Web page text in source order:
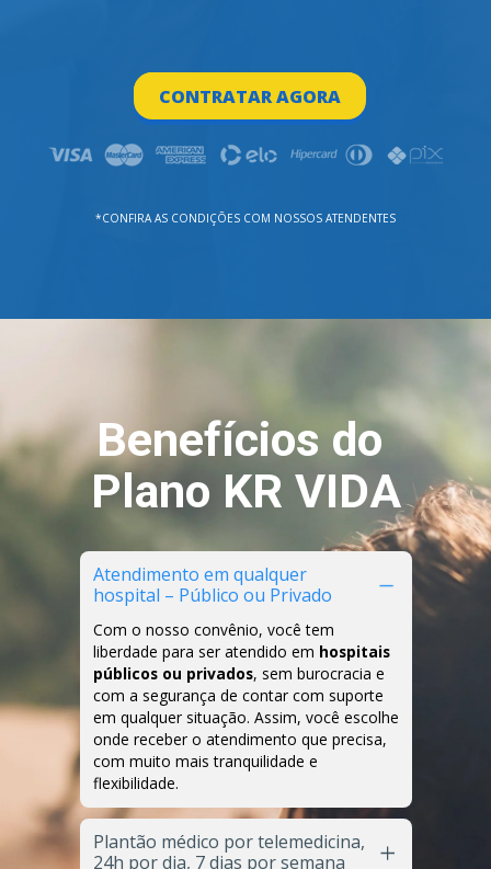
CONTRATAR AGORA
CONTRATAR AGORA
*CONFIRA AS CONDIÇÕES COM NOSSOS ATENDENTES
Benefícios do
Plano KR VIDA
Atendimento em qualquer
hospital – Público ou Privado
Com o nosso convênio, você tem
liberdade para ser atendido em hospitais
públicos ou privados, sem burocracia e
com a segurança de contar com suporte
em qualquer situação. Assim, você escolhe
onde receber o atendimento que precisa,
com muito mais tranquilidade e
flexibilidade.
Plantão médico por telemedicina,
24h por dia, 7 dias por semana